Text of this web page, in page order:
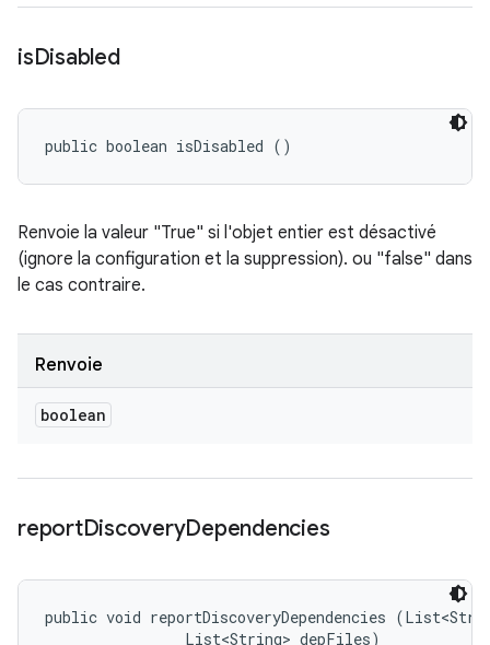
isDisabled
public boolean isDisabled ()
Renvoie la valeur "True" si l'objet entier est désactivé
(ignore la configuration et la suppression). ou "false" dans
le cas contraire.
Renvoie
boolean
reportDiscoveryDependencies
public void reportDiscoveryDependencies
                List<String> depFiles)